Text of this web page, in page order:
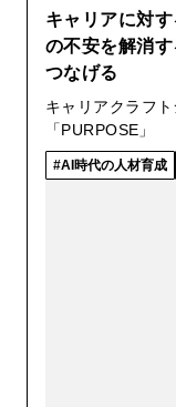
キャリアに対
の不安を解消
つなげる
キャリアクラフ
「PURPOSE」
AI時代の人材育成